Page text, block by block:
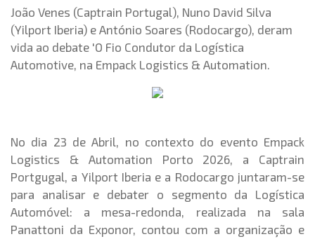
João Venes (Captrain Portugal), Nuno David Silva
(Yilport Iberia) e António Soares (Rodocargo), deram
vida ao debate 'O Fio Condutor da Logística
Automotive, na Empack Logistics & Automation.
No dia 23 de Abril, no contexto do evento Empack
Logistics & Automation Porto 2026, a Captrain
Portgugal, a Yilport Iberia e a Rodocargo juntaram-se
para analisar e debater o segmento da Logística
Automóvel: a mesa-redonda, realizada na sala
Panattoni da Exponor, contou com a organização e